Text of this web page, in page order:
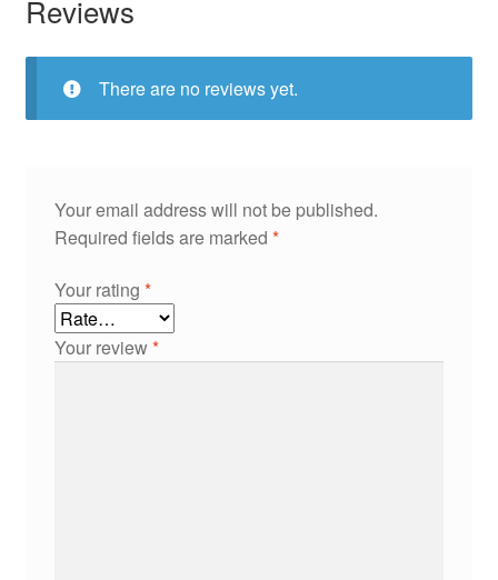
Reviews
There are no reviews yet.
Your email address will not be published.
Required fields are marked *
Your rating *
Your review*